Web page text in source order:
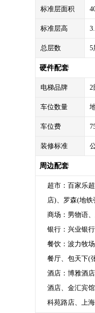
标准层面积
标准层高
总层数 5
硬件配套
电梯品牌 2
车位数量
车位费
装修标准
周边配套
超市：百家乐
店)、罗森(地
商场：男物语
银行：兴业银
餐饮：波力牧
餐厅、包天下(
酒店：博雅酒
酒店、金汇宾
科苑路店、上